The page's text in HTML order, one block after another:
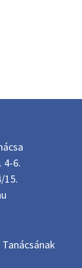
4-6.
15.